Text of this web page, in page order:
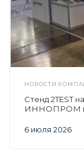
НОВОСТИ
6 июля 2026
Стенд 2TEST
ИННОПРОМ в